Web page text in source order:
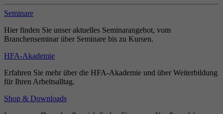
Seminare
Hier finden Sie unser aktuelles Seminarangebot, vom
Branchenseminar über Seminare bis zu Kursen.
HFA-Akademie
Erfahren Sie mehr über die HFA-Akademie und über Weiterbildung
für Ihren Arbeitsalltag.
Shop & Downloads